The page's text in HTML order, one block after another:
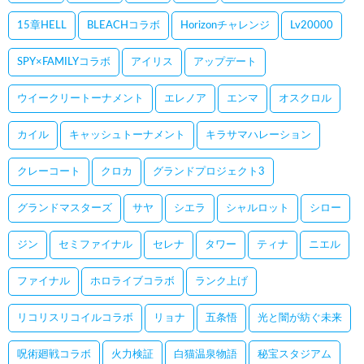
15章HELL BLEACHコラボ Horizonチャレンジ Lv20000
SPY×FAMILYコラボ アイリス アップデート
ウイークリートーナメント エレノア エンマ オスクロル
カイル キャッシュトーナメント キラサマハレーション
クレーコート クロカ グランドプロジェクト3
グランドマスターズ サヤ シエラ シャルロット シロー
ジン セミファイナル セレナ タワー ティナ ニエル
ファイナル ホロライブコラボ ランク上げ
リコリスリコイルコラボ リョナ 五条悟 光と闇が紡ぐ未来
呪術廻戦コラボ 火力検証 白猫温泉物語 秘宝スタジアム